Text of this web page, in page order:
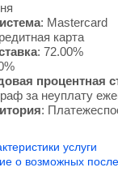
: Mastercard
карта
: 72.00%
процентная
за неуплату
:
услуги
о возможных